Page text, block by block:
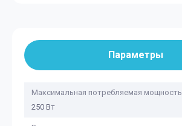
Параметры
Максимальная потребляемая мощность
250 Вт